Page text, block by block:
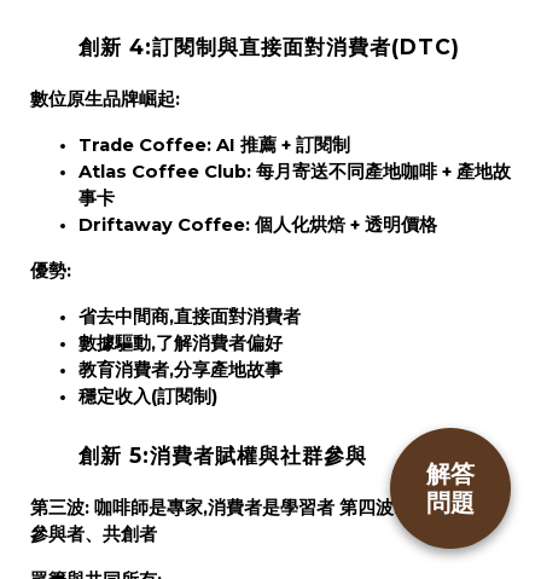
創新 4:訂閱制與直接面對消費者(DTC)
數位原生品牌崛起:
Trade Coffee: AI 推薦 + 訂閱制
Atlas Coffee Club: 每月寄送不同產地咖啡 + 產地故
事卡
Driftaway Coffee: 個人化烘焙 + 透明價格
優勢:
省去中間商,直接面對消費者
數據驅動,了解消費者偏好
教育消費者,分享產地故事
穩定收入(訂閱制)
創新 5:消費者賦權與社群參與
第三波: 咖啡師是專家,消費者是學習者 第四波:
消費者也是
參與者、共創者
解答
問題